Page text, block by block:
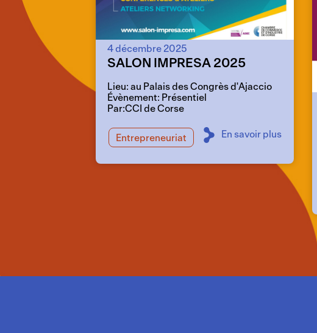
4 décembre 2025
SALON IMPRESA 2025
Lieu: au Palais des Congrès d'Ajaccio
Évènement: Présentiel
Par:CCI de Corse
Entrepreneuriat En savoir plus